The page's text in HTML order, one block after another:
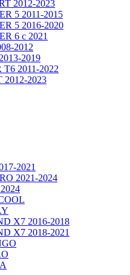
2012-2023
5 2011-2015
5 2016-2020
6 с 2021
2012
2019
2011-2022
2012-2023
2021
2021-2024
X7 2016-2018
X7 2018-2021